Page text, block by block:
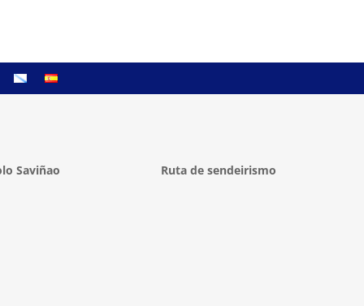
Saviñao Ruta de sendeirismo